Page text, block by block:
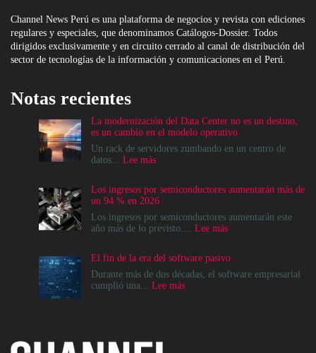
Channel News Perú es una plataforma de negocios y revista con ediciones
regulares y especiales, que denominamos Catálogos-Dossier. Todos
dirigidos exclusivamente y en circuito cerrado al canal de distribución del
sector de tecnologías de la información y comunicaciones en el Perú.
Notas recientes
La modernización del Data Center no es un destino,
es un cambio en el modelo operativo
Un rack de servidores zumbando en un centro de
datos... Lee más:
del
Data
Center
no
destino,
es
un
operativo
Los ingresos por semiconductores aumentarán más de
un 94 % en 2026
Los ingresos por semiconductores aumentarán este
año más de lo previsto.... Lee más:
por
semiconductores
El fin de la era del software pasivo
Durante más de dos décadas, el software empresarial
cumplió una... Lee más: